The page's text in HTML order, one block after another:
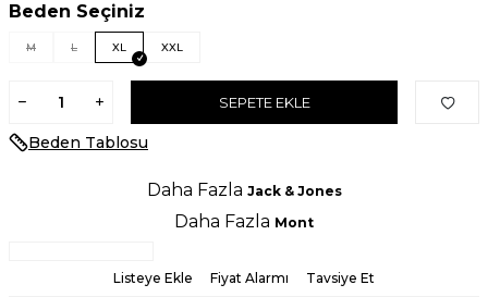
Beden Seçiniz
M L XL XXL
SEPETE EKLE
Beden Tablosu
Daha Fazla Jack & Jones
Daha Fazla Mont
Listeye Ekle Fiyat Alarmı Tavsiye Et